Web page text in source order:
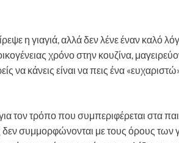
η γιαγιά, αλλά δεν λένε έναν καλό
χρόνο στην κουζίνα,
να κάνεις είναι να πεις ένα
τον τρόπο που συμπεριφέρεται στα
δεν συμμορφώνονται με τους όρους